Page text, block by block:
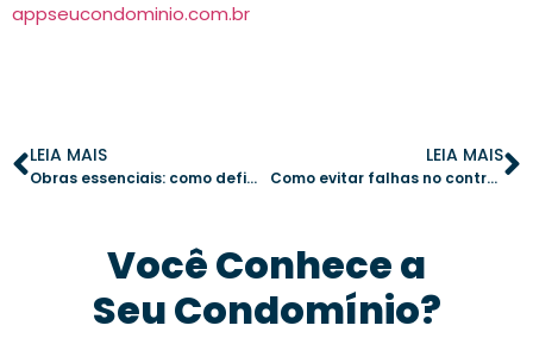
appseucondominio.com.br
LEIA MAIS
Obras essenciais: como definir a prioridade em grandes intervenções no condomínio
LEIA MAIS
Como evitar falhas no controle de acesso e melhorar a segurança no condomínio
Você Conhece a
Seu Condomínio?